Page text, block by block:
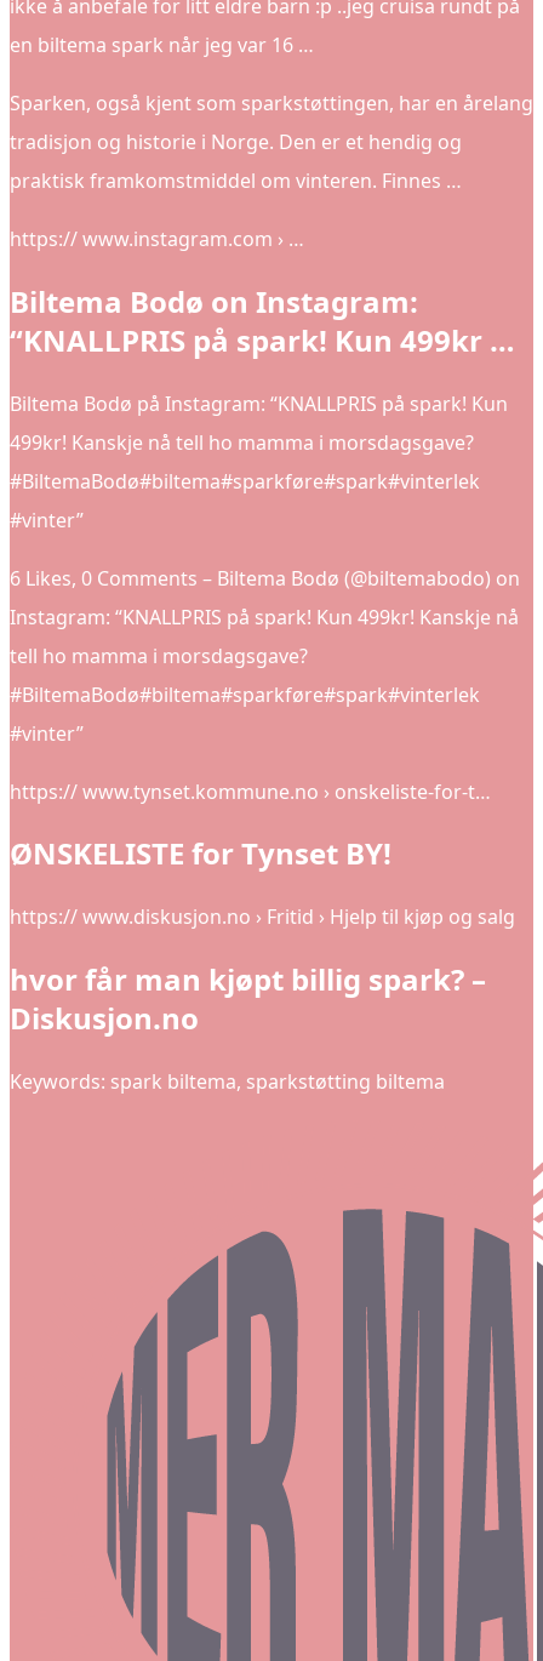
ikke å anbefale for litt eldre barn :p ..jeg cruisa rundt på
en biltema spark når jeg var 16 …
Sparken, også kjent som sparkstøttingen, har en årelang
tradisjon og historie i Norge. Den er et hendig og
praktisk framkomstmiddel om vinteren. Finnes …
https:// www.instagram.com › …
Biltema Bodø on Instagram:
“KNALLPRIS på spark! Kun 499kr …
Biltema Bodø på Instagram: “KNALLPRIS på spark! Kun
499kr! Kanskje nå tell ho mamma i morsdagsgave?
#BiltemaBodø#biltema#sparkføre#spark#vinterlek
#vinter”
6 Likes, 0 Comments – Biltema Bodø (@biltemabodo) on
Instagram: “KNALLPRIS på spark! Kun 499kr! Kanskje nå
tell ho mamma i morsdagsgave?
#BiltemaBodø#biltema#sparkføre#spark#vinterlek
#vinter”
https:// www.tynset.kommune.no › onskeliste-for-t…
ØNSKELISTE for Tynset BY!
https:// www.diskusjon.no › Fritid › Hjelp til kjøp og salg
hvor får man kjøpt billig spark? –
Diskusjon.no
Keywords: spark biltema, sparkstøtting biltema